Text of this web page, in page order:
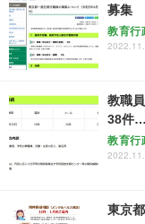
募集
教育行
教職
38件
教育行
東京